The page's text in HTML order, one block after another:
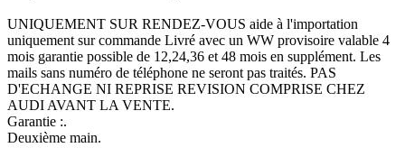
UNIQUEMENT SUR RENDEZ-VOUS aide à l'importation
uniquement sur commande Livré avec un WW provisoire valable 4
mois garantie possible de 12,24,36 et 48 mois en supplément. Les
mails sans numéro de téléphone ne seront pas traités. PAS
D'ECHANGE NI REPRISE REVISION COMPRISE CHEZ
AUDI AVANT LA VENTE.
Garantie :.
Deuxième main.